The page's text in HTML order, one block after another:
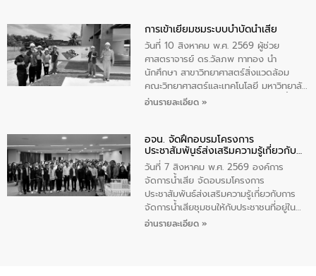
ความรู้แก่นักเรียนชั้นมัธยมปีที่ 1 โรงเรียน
วัดสว่างอารมณ์ ในเขตเทศบาลตำบลราไวย์
เพื่อส่งเสริมความรู้ด้านการจัดการน้ำเสีย
การบำบัดน้ำเสียเบื้องต้นในครัวเรือน และ
สร้างจิตสำนึกในการอนุรักษ์สิ่งแวดล้อม ใน
การนี้ นายเทมส์ ไกรทัศน์ นายกเทศมนตรี
การเข้าเยี่ยมชมระบบบำบัดน้ำเสีย
วันที่ 10 สิงหาคม พ.ศ. 2569 ผู้ช่วย
ศาสตราจารย์ ดร.วัลภพ ทาทอง นำ
นักศึกษา สาขาวิทยาศาสตร์สิ่งแวดล้อม
คณะวิทยาศาสตร์และเทคโนโลยี มหาวิทยาลัย
ราชภัฏเลย เข้าศึกษาดูงานระบบบำบัดน้ำเสีย
วิศวกร ให้การต้อนรับ และบรรยายให้ความ
รู้
อ่านรายละเอียด »
อจน. จัดฝึกอบรมโครงการ
ประชาสัมพันธ์ส่งเสริมความรู้เกี่ยวกับ
การจัดการน้ำเสีย
วันที่ 7 สิงหาคม พ.ศ. 2569 องค์การ
จัดการน้ำเสีย จัดอบรมโครงการ
ประชาสัมพันธ์ส่งเสริมความรู้เกี่ยวกับการ
จัดการน้ำเสียชุมชนให้กับประชาชนที่อยู่ใน
เขตพื้นที่เทศบาลเมืองอุทัยธานี จำนวน 100
อ่านรายละเอียด »